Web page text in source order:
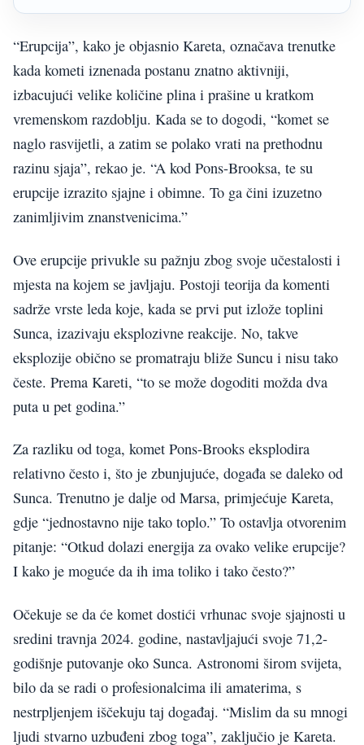
“Erupcija”, kako je objasnio Kareta, označava trenutke
kada kometi iznenada postanu znatno aktivniji,
izbacujući velike količine plina i prašine u kratkom
vremenskom razdoblju. Kada se to dogodi, “komet se
naglo rasvijetli, a zatim se polako vrati na prethodnu
razinu sjaja”, rekao je. “A kod Pons-Brooksa, te su
erupcije izrazito sjajne i obimne. To ga čini izuzetno
zanimljivim znanstvenicima.”
Ove erupcije privukle su pažnju zbog svoje učestalosti i
mjesta na kojem se javljaju. Postoji teorija da komenti
sadrže vrste leda koje, kada se prvi put izlože toplini
Sunca, izazivaju eksplozivne reakcije. No, takve
eksplozije obično se promatraju bliže Suncu i nisu tako
česte. Prema Kareti, “to se može dogoditi možda dva
puta u pet godina.”
Za razliku od toga, komet Pons-Brooks eksplodira
relativno često i, što je zbunjujuće, događa se daleko od
Sunca. Trenutno je dalje od Marsa, primjećuje Kareta,
gdje “jednostavno nije tako toplo.” To ostavlja otvorenim
pitanje: “Otkud dolazi energija za ovako velike erupcije?
I kako je moguće da ih ima toliko i tako često?”
Očekuje se da će komet dostići vrhunac svoje sjajnosti u
sredini travnja 2024. godine, nastavljajući svoje 71,2-
godišnje putovanje oko Sunca. Astronomi širom svijeta,
bilo da se radi o profesionalcima ili amaterima, s
nestrpljenjem iščekuju taj događaj. “Mislim da su mnogi
ljudi stvarno uzbuđeni zbog toga”, zaključio je Kareta.